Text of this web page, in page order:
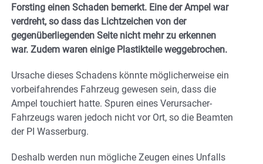
Forsting einen Schaden bemerkt. Eine der Ampel war
verdreht, so dass das Lichtzeichen von der
gegenüberliegenden Seite nicht mehr zu erkennen
war. Zudem waren einige Plastikteile weggebrochen.
Ursache dieses Schadens könnte möglicherweise ein
vorbeifahrendes Fahrzeug gewesen sein, dass die
Ampel touchiert hatte. Spuren eines Verursacher-
Fahrzeugs waren jedoch nicht vor Ort, so die Beamten
der PI Wasserburg.
Deshalb werden nun mögliche Zeugen eines Unfalls